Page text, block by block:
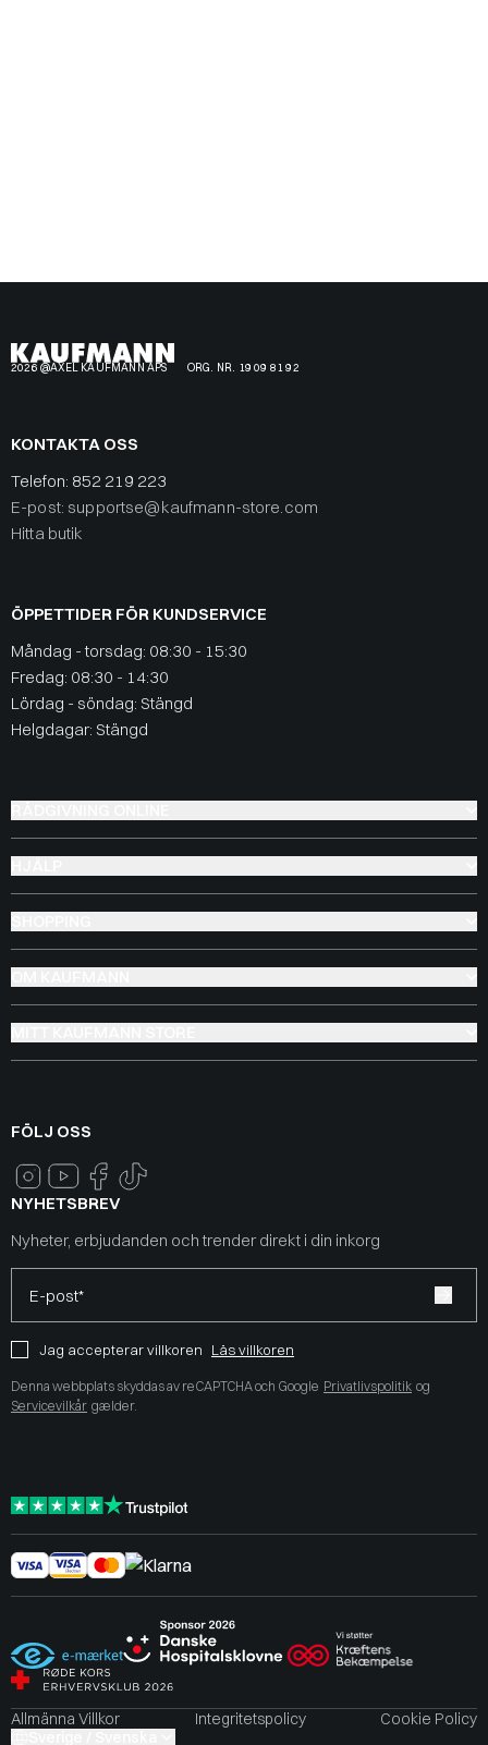
2026 @AXEL KAUFMANN APS ORG. NR. 19 09 81 92
KONTAKTA OSS
Telefon: 852 219 223
E-post: supportse@kaufmann-store.com
Hitta butik
ÖPPETTIDER FÖR KUNDSERVICE
Måndag - torsdag: 08:30 - 15:30
Fredag: 08:30 - 14:30
Lördag - söndag: Stängd
Helgdagar: Stängd
FÖLJ OSS
NYHETSBREV
Nyheter, erbjudanden och trender direkt i din inkorg
E-post*
Jag accepterar villkoren Läs villkoren
Denna webbplats skyddas av reCAPTCHA och Google Privatlivspolitik og
Servicevilkår gælder.
Allmänna Villkor Integritetspolicy
Cookie Policy